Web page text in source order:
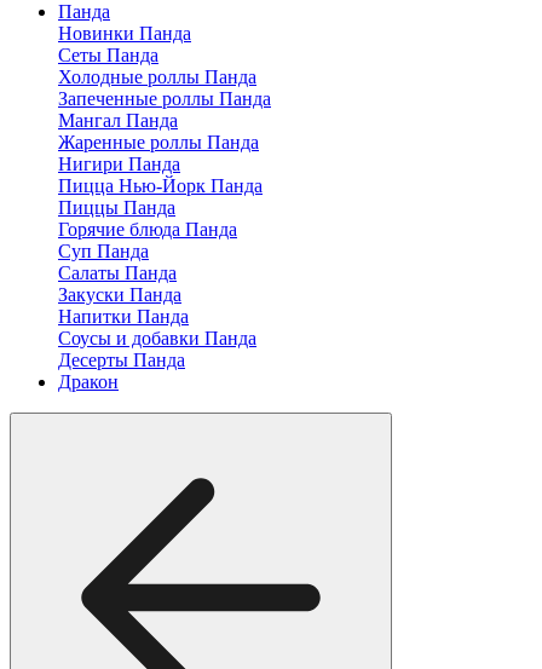
Панда
Новинки Панда
Сеты Панда
Холодные роллы Панда
Запеченные роллы Панда
Мангал Панда
Жаренные роллы Панда
Нигири Панда
Пицца Нью-Йорк Панда
Пиццы Панда
Горячие блюда Панда
Суп Панда
Салаты Панда
Закуски Панда
Напитки Панда
Соусы и добавки Панда
Десерты Панда
Дракон